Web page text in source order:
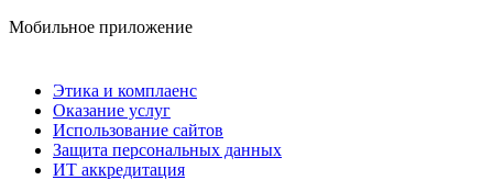
Мобильное приложение
Этика и комплаенс
Оказание услуг
Использование сайтов
Защита персональных данных
ИТ аккредитация